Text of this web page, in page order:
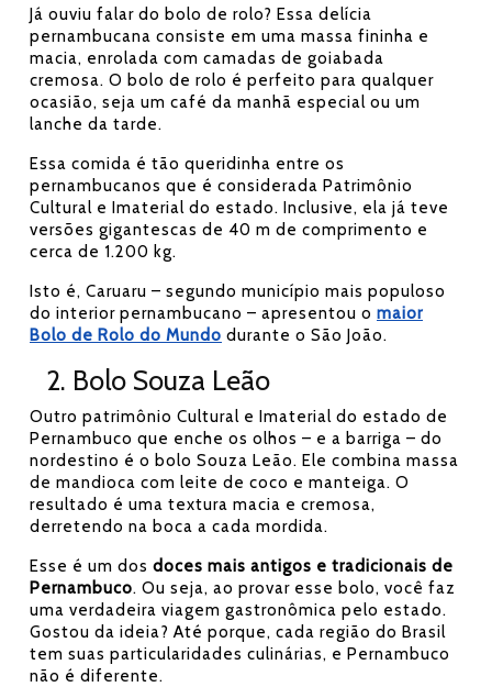
Já ouviu falar do bolo de rolo? Essa delícia
pernambucana consiste em uma massa fininha e
macia, enrolada com camadas de goiabada
cremosa. O bolo de rolo é perfeito para qualquer
ocasião, seja um café da manhã especial ou um
lanche da tarde.
Essa comida é tão queridinha entre os
pernambucanos que é considerada Patrimônio
Cultural e Imaterial do estado. Inclusive, ela já teve
versões gigantescas de 40 m de comprimento e
cerca de 1.200 kg.
Isto é, Caruaru – segundo município mais populoso
do interior pernambucano – apresentou o maior
Bolo de Rolo do Mundo durante o São João.
2. Bolo Souza Leão
Outro patrimônio Cultural e Imaterial do estado de
Pernambuco que enche os olhos – e a barriga – do
nordestino é o bolo Souza Leão. Ele combina massa
de mandioca com leite de coco e manteiga. O
resultado é uma textura macia e cremosa,
derretendo na boca a cada mordida.
Esse é um dos doces mais antigos e tradicionais de
Pernambuco. Ou seja, ao provar esse bolo, você faz
uma verdadeira viagem gastronômica pelo estado.
Gostou da ideia? Até porque, cada região do Brasil
tem suas particularidades culinárias, e Pernambuco
não é diferente.